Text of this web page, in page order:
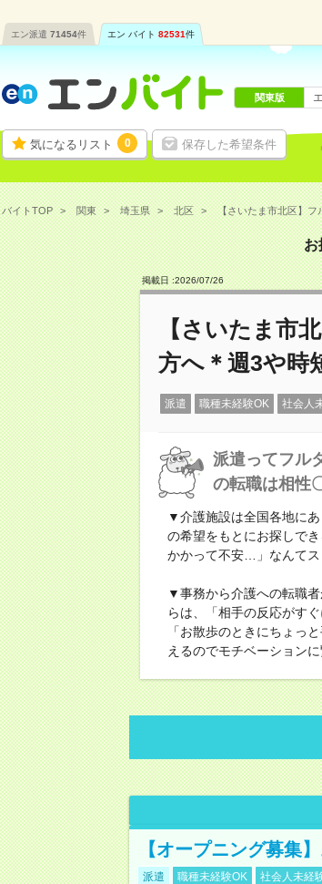
エン派遣 71454件 エン バイト 82531件
気になるリスト 0 保存した希望条件
関東版
バイトTOP 関東 埼玉県 北区 【さいたま市北区】フ
お
掲載日 :2026/07/26
【さいたま市
方へ＊週3や時
派遣 職種未経験OK 社会人
派遣ってフル
の転職は相性
▼介護施設は全国各地に
の希望をもとにお探しで
かかって不安…」なんてス
▼事務から介護への転職
らは、「相手の反応がす
「お散歩のときにちょっ
えるのでモチベーション
【オープニング募集
派遣 職種未経験OK 社会人未経